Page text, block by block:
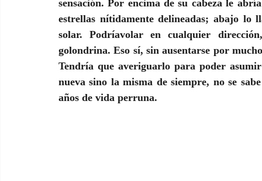
sensación. Por encima de su cabeza le
estrellas nítidamente delineadas; abajo lo
solar. Podríavolar en cualquier
golondrina. Eso sí, sin ausentarse por
Tendría que averiguarlo para poder
nueva sino la misma de siempre, no se
años de vida perruna.